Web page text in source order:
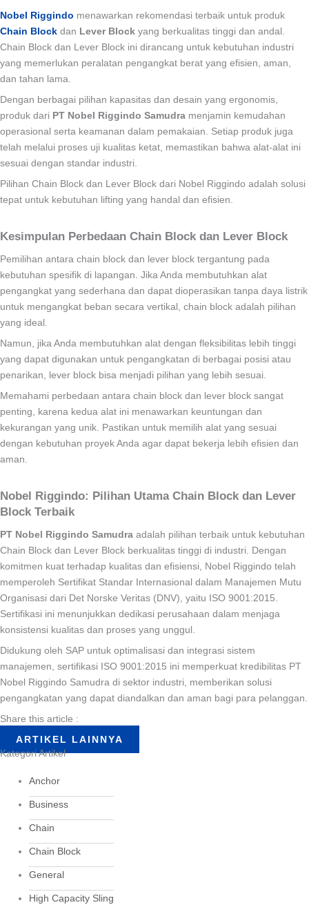
Nobel Riggindo menawarkan rekomendasi terbaik untuk produk
Chain Block dan Lever Block yang berkualitas tinggi dan andal.
Chain Block dan Lever Block ini dirancang untuk kebutuhan industri
yang memerlukan peralatan pengangkat berat yang efisien, aman,
dan tahan lama.
Dengan berbagai pilihan kapasitas dan desain yang ergonomis,
produk dari PT Nobel Riggindo Samudra menjamin kemudahan
operasional serta keamanan dalam pemakaian. Setiap produk juga
telah melalui proses uji kualitas ketat, memastikan bahwa alat-alat ini
sesuai dengan standar industri.
Pilihan Chain Block dan Lever Block dari Nobel Riggindo adalah solusi
tepat untuk kebutuhan lifting yang handal dan efisien.
Kesimpulan Perbedaan Chain Block dan Lever Block
Pemilihan antara chain block dan lever block tergantung pada
kebutuhan spesifik di lapangan. Jika Anda membutuhkan alat
pengangkat yang sederhana dan dapat dioperasikan tanpa daya listrik
untuk mengangkat beban secara vertikal, chain block adalah pilihan
yang ideal.
Namun, jika Anda membutuhkan alat dengan fleksibilitas lebih tinggi
yang dapat digunakan untuk pengangkatan di berbagai posisi atau
penarikan, lever block bisa menjadi pilihan yang lebih sesuai.
Memahami perbedaan antara chain block dan lever block sangat
penting, karena kedua alat ini menawarkan keuntungan dan
kekurangan yang unik. Pastikan untuk memilih alat yang sesuai
dengan kebutuhan proyek Anda agar dapat bekerja lebih efisien dan
aman.
Nobel Riggindo: Pilihan Utama Chain Block dan Lever
Block Terbaik
PT Nobel Riggindo Samudra adalah pilihan terbaik untuk kebutuhan
Chain Block dan Lever Block berkualitas tinggi di industri. Dengan
komitmen kuat terhadap kualitas dan efisiensi, Nobel Riggindo telah
memperoleh Sertifikat Standar Internasional dalam Manajemen Mutu
Organisasi dari Det Norske Veritas (DNV), yaitu ISO 9001:2015.
Sertifikasi ini menunjukkan dedikasi perusahaan dalam menjaga
konsistensi kualitas dan proses yang unggul.
Didukung oleh SAP untuk optimalisasi dan integrasi sistem
manajemen, sertifikasi ISO 9001:2015 ini memperkuat kredibilitas PT
Nobel Riggindo Samudra di sektor industri, memberikan solusi
pengangkatan yang dapat diandalkan dan aman bagi para pelanggan.
Share this article :
ARTIKEL LAINNYA
Kategori Artikel
Anchor
Business
Chain
Chain Block
General
High Capacity Sling